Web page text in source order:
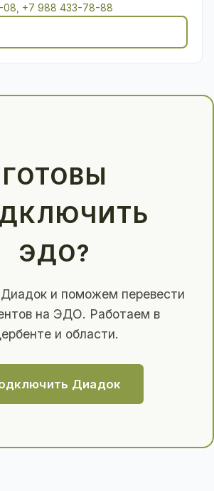
08, +7 988 433-78-88
ГОТОВЫ
ЭДО?
и поможем перевести
на ЭДО. Работаем в
и области.
Диадок